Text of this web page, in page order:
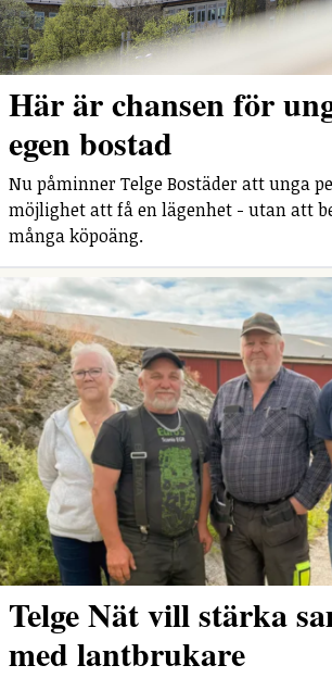
Här är chansen för
egen bostad
Nu påminner Telge Bostäder att unga
möjlighet att få en lägenhet - utan att
många köpoäng.
Telge Nät vill stärka
med lantbrukare